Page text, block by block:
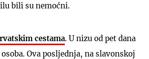
bili su nemoćni.
cestama. U nizu od pet dana
Ova posljednja, na slavonskoj